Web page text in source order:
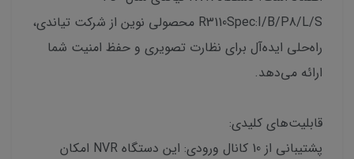
R3110Spec:I/B/P8/L/S محصولی نوین از شرکت تیاندی،
راه‌حلی ایده‌آل برای نظارت تصویری و حفظ امنیت شما
ارائه می‌دهد.
قابلیت‌های کلیدی:
پشتیبانی از 10 کانال ورودی: این دستگاه NVR امکان